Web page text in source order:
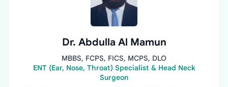
Dr. Abdulla Al Mamun
MBBS, FCPS, FICS, MCPS, DLO
ENT (Ear, Nose, Throat) Specialist & Head Neck
Surgeon